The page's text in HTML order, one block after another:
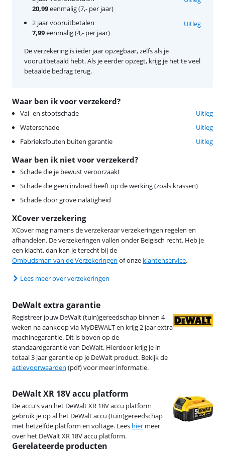
Waar ben ik voor verzekerd?
Val- en stootschade
Uitleg
Waterschade
Uitleg
Fabrieksfouten buiten garantie
Uitleg
Waar ben ik niet voor verzekerd?
Schade die je bewust veroorzaakt
Schade die geen invloed heeft op de werking (zoals krassen)
Schade door grove nalatigheid
XCover verzekering
XCover mag namens de verzekeraar verzekeringen regelen en
afhandelen. De verzekeringen vallen onder Belgisch recht. Heb je
een klacht, dan kan je terecht bij de
Ombudsman van de Verzekeringen of onze klantenservice.
Lees meer over verzekeringen
20,99eenmalig (7,- per jaar)
2 jaar vooruitbetalen
7,99eenmalig (4,- per jaar)
Uitleg
De verzekering is ieder jaar opzegbaar, zelfs als je
vooruitbetaald hebt. Als je eerder opzegt, krijg je het te veel
betaalde bedrag terug.
DeWalt XR 18V accu platform
De accu's van het DeWalt XR 18V accu platform
gebruik je op al het DeWalt accu (tuin)gereedschap
met hetzelfde platform en voltage. Lees hier meer
over het DeWalt XR 18V accu platform.
DeWalt extra garantie
Registreer jouw DeWalt (tuin)gereedschap binnen 4
weken na aankoop via MyDEWALT en krijg 2 jaar extra
machinegarantie. Dit is boven op de
standaardgarantie van DeWalt. Hierdoor krijg je in
totaal 3 jaar garantie op je DeWalt product. Bekijk de
actievoorwaarden (pdf) voor meer informatie.
Gerelateerde producten